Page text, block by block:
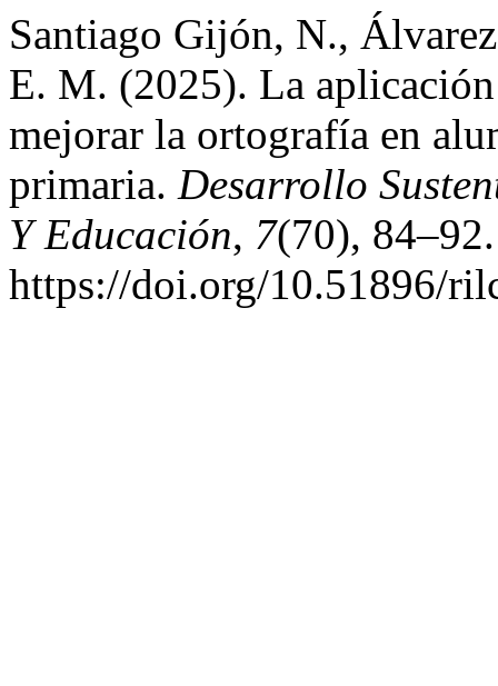
Santiago Gijón, N.,
E. M. (2025). La
mejorar la ortografía en
primaria. Desarrollo
Y Educación, 7(70), 84–92.
https://doi.org/10.51896/